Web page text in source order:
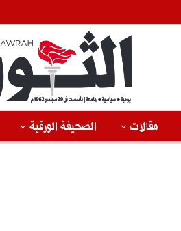
مقالات الصحيفة الورقية